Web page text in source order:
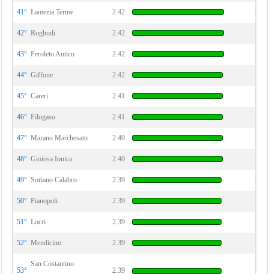
41° Lamezia Terme 2.42
42° Roghudi 2.42
43° Feroleto Antico 2.42
44° Giffone 2.42
45° Careri 2.41
46° Filogaso 2.41
47° Marano Marchesato 2.40
48° Gioiosa Ionica 2.40
49° Soriano Calabro 2.39
50° Pianopoli 2.39
51° Locri 2.39
52° Mendicino 2.39
53°
San Costantino
2.39